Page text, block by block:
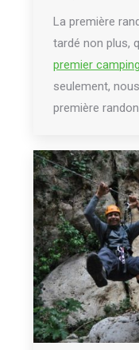
La première
tardé non plus,
premier
seulement,
première